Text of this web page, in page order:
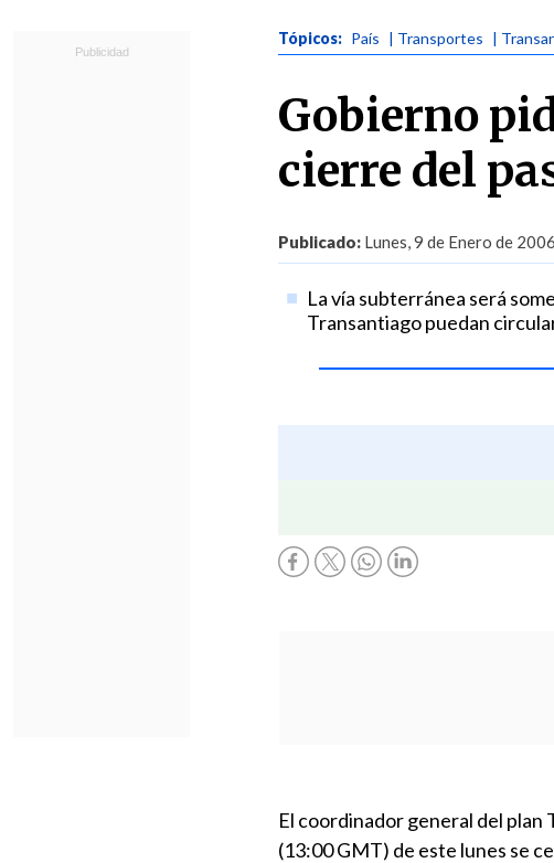
Tópicos: País | Transportes |
Gobierno
cierre del
Publicado: Lunes, 9 de Enero de
La vía subterránea será
Transantiago puedan
El coordinador general del plan
(13:00 GMT) de este lunes se